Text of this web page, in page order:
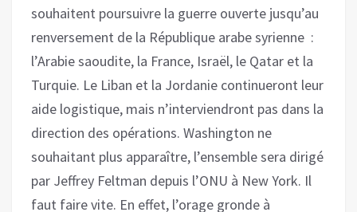
souhaitent poursuivre la guerre ouverte jusqu’au
renversement de la République arabe syrienne :
l’Arabie saoudite, la France, Israël, le Qatar et la
Turquie. Le Liban et la Jordanie continueront leur
aide logistique, mais n’interviendront pas dans la
direction des opérations. Washington ne
souhaitant plus apparaître, l’ensemble sera dirigé
par Jeffrey Feltman depuis l’ONU à New York. Il
faut faire vite. En effet, l’orage gronde à